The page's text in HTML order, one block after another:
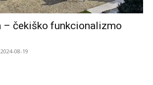
– čekiško funkcionalizmo
2024-08-19